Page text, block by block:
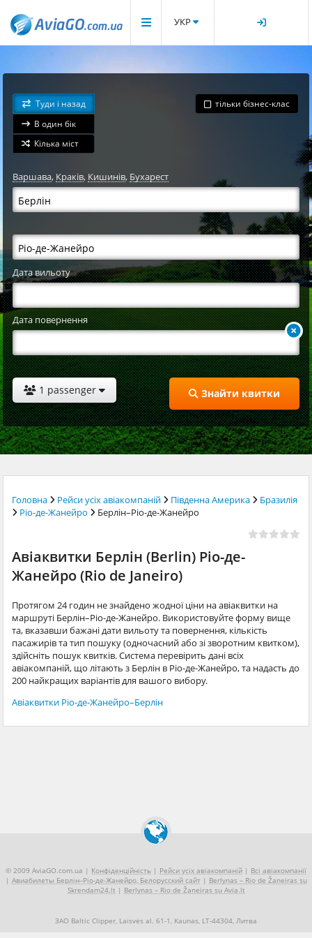
УКР
Туди і назад
В один бік
Кілька міст
тільки бізнес-клас
Варшава, Краків,Кишинів,Бухарест
Дата вильоту
Дата повернення
1 passenger Знайти квитки
Головна Рейси усіх авіакомпаній Південна Америка
Бразилія
Ріо-де-Жанейро
Берлін–Ріо-де-Жанейро
Авіаквитки Берлін (Berlin) Ріо-де-
Жанейро (Rio de Janeiro)
Протягом 24 годин не знайдено жодної ціни на авіаквитки на
маршруті Берлін–Ріо-де-Жанейро. Використовуйте форму вище
та, вказавши бажані дати вильоту та повернення, кількість
пасажирів та тип пошуку (одночасний або зі зворотним квитком),
здійсніть пошук квитків. Система перевірить дані всіх
авіакомпаній, що літають з Берлін в Ріо-де-Жанейро, та надасть до
200 найкращих варіантів для вашого вибору.
Авіаквитки Ріо-де-Жанейро–Берлін
© 2009 AviaGO.com.ua | Конфіденційність | Рейси усіх авіакомпаній | Всі авіакомпанії
| Авиабилеты Берлін–Ріо-де-Жанейро, Белорусский сайт| Berlynas – Rio de Žaneiras su
Skrendam24.lt | Berlynas – Rio de Žaneiras su Avia.lt
ЗАО Baltic Clipper, Laisvės al. 61-1, Kaunas, LT-44304, Литва